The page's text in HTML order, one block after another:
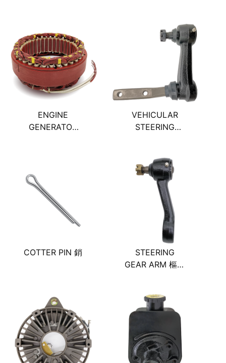
ENGINE
GENERATOR
VEHICULAR
STEERING
COTTER PIN 銷
STEERING
GEAR ARM 樞軸